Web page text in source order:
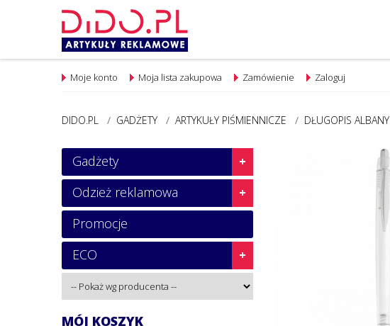
Zaloguj
Moje konto Moja lista zakupowa Zamówienie
DIDO.PL / GADŻETY / ARTYKUŁY PIŚMIENNICZE / DŁUGOPIS ALBANY
Gadżety
Odzież reklamowa
Promocje
ECO
MÓJ KOSZYK